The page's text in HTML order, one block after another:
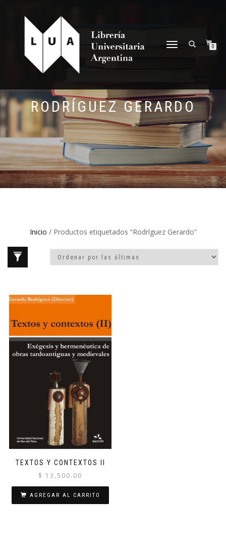
NAVEGACIÓN
0
RODRÍGUEZ GERARDO
Inicio / Productos etiquetados “Rodríguez Gerardo”
TEXTOS Y CONTEXTOS II
$ 13,500.00
AGREGAR AL CARRITO